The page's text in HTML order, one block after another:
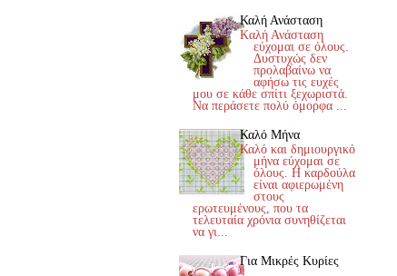
Καλή Ανάσταση
Kαλή Ανάσταση
εύχομαι σε όλους.
Δυστυχώς δεν
προλαβαίνω να
αφήσω τις ευχές
μου σε κάθε σπίτι ξεχωριστά.
Να περάσετε πολύ όμορφα ...
Καλό Μήνα
Καλό και δημιουργικό
μήνα εύχομαι σε
όλους. Η καρδούλα
είναι αφιερωμένη
στους
ερωτευμένους, που τα
τελευταία χρόνια συνηθίζεται
να γι...
Για Μικρές Κυρίες